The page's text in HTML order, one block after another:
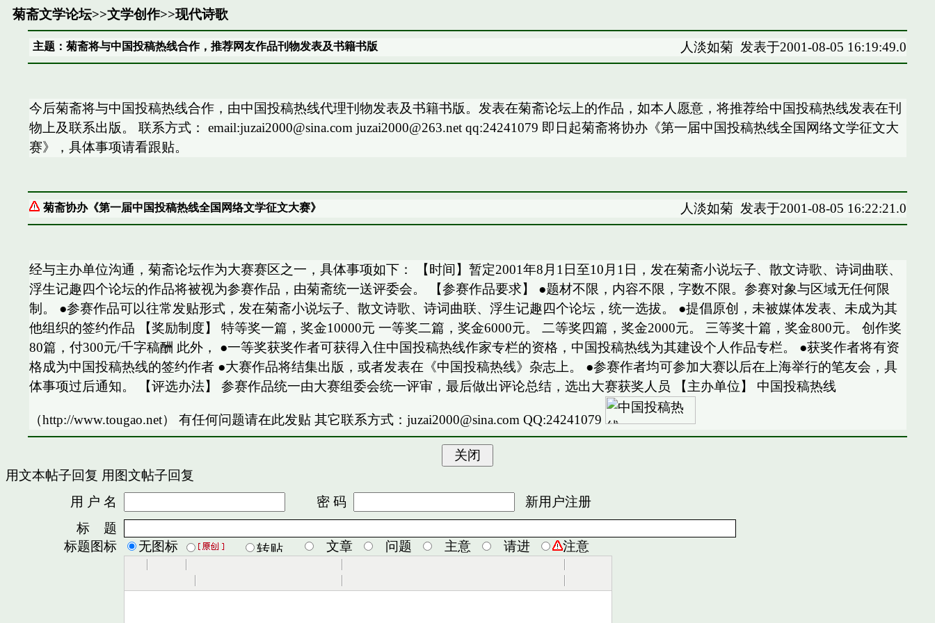
菊斋文学论坛>>文学创作>>现代诗歌
主题：菊斋将与中国投稿热线合作，推荐网友作品刊物发表及书籍书版 人淡如菊发表于2001-08-05 16:19:49.0
今后菊斋将与中国投稿热线合作，由中国投稿热线代理刊物发表及书籍书版。发表在菊斋论坛上的作品，如本人愿意，将推荐给中国投稿热线发表在刊
物上及联系出版。 联系方式： email:juzai2000@sina.com juzai2000@263.net qq:24241079 即日起菊斋将协办《第一届中国投稿热线全国网络文学征文大
赛》，具体事项请看跟贴。
菊斋协办《第一届中国投稿热线全国网络文学征文大赛》 人淡如菊发表于2001-08-05 16:22:21.0
经与主办单位沟通，菊斋论坛作为大赛赛区之一，具体事项如下： 【时间】暂定2001年8月1日至10月1日，发在菊斋小说坛子、散文诗歌、诗词曲联、
浮生记趣四个论坛的作品将被视为参赛作品，由菊斋统一送评委会。 【参赛作品要求】 ●题材不限，内容不限，字数不限。参赛对象与区域无任何限
制。 ●参赛作品可以往常发贴形式，发在菊斋小说坛子、散文诗歌、诗词曲联、浮生记趣四个论坛，统一选拔。 ●提倡原创，未被媒体发表、未成为其
他组织的签约作品 【奖励制度】 特等奖一篇，奖金10000元 一等奖二篇，奖金6000元。 二等奖四篇，奖金2000元。 三等奖十篇，奖金800元。 创作奖
80篇，付300元/千字稿酬 此外， ●一等奖获奖作者可获得入住中国投稿热线作家专栏的资格，中国投稿热线为其建设个人作品专栏。 ●获奖作者将有资
格成为中国投稿热线的签约作者 ●大赛作品将结集出版，或者发表在《中国投稿热线》杂志上。 ●参赛作者均可参加大赛以后在上海举行的笔友会，具
体事项过后通知。 【评选办法】 参赛作品统一由大赛组委会统一评审，最后做出评论总结，选出大赛获奖人员 【主办单位】 中国投稿热线
（http://www.tougao.net） 有任何问题请在此发贴 其它联系方式：juzai2000@sina.com QQ:24241079
用文本帖子回复 用图文帖子回复
用 户 名
密 码
新用户注册
标 题
标题图标
无图标 文章 问题 主意 请进 注意